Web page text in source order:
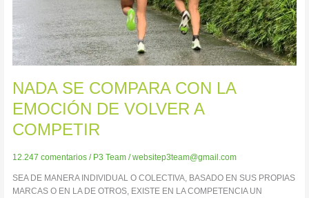
NADA SE COMPARA CON LA
EMOCIÓN DE VOLVER A
COMPETIR
12.247 comentarios / P3 Team /websitep3team@gmail.com
SEA DE MANERA INDIVIDUAL O COLECTIVA, BASADO EN SUS PROPIAS
MARCAS O EN LA DE OTROS, EXISTE EN LA COMPETENCIA UN